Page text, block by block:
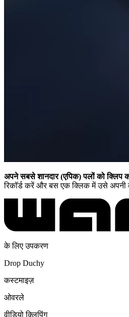
अपने सबसे शानदार (एपिक) पलों को क्लिप
रिकॉर्ड करें और बस एक क्लिक में उसे
के लिए उपकरण
Drop Duchy
कस्टमाइज़
ओवरले
वीडियो क्लिपिंग